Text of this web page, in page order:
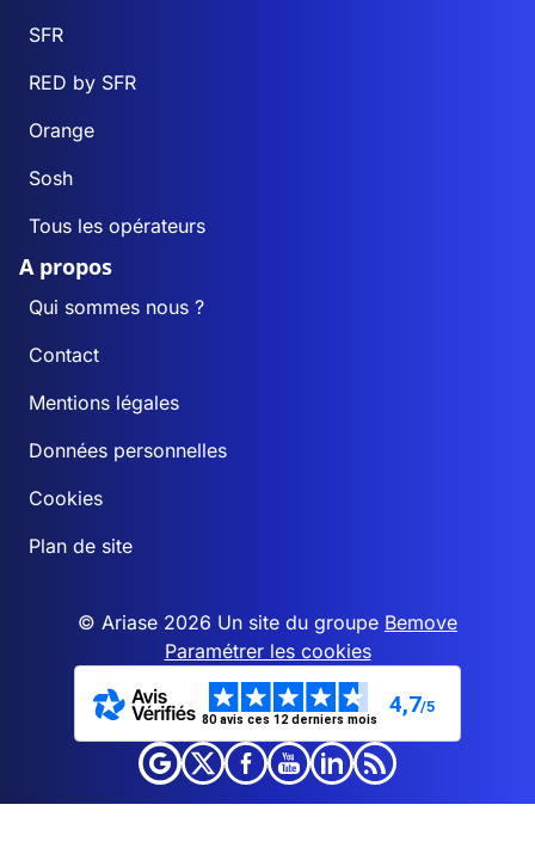
SFR
RED by SFR
Orange
Sosh
Tous les opérateurs
A propos
Qui sommes nous ?
Contact
Mentions légales
Données personnelles
Cookies
Plan de site
© Ariase 2026 Un site du groupe Bemove
Paramétrer les cookies
80 avis ces 12 derniers mois
4,7/5